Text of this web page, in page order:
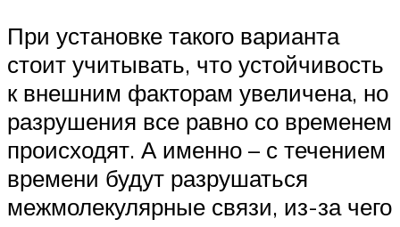
При установке такого варианта
стоит учитывать, что устойчивость
к внешним факторам увеличена, но
разрушения все равно со временем
происходят. А именно – с течением
времени будут разрушаться
межмолекулярные связи, из-за чего